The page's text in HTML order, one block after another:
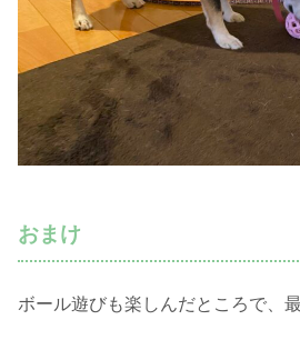
おまけ
ボール遊びも楽しんだところで、